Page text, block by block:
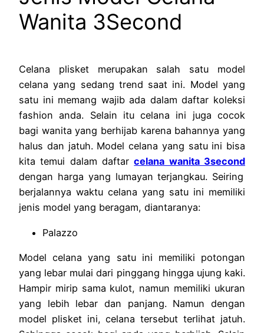
Wanita 3Second
Celana plisket merupakan salah satu model
celana yang sedang trend saat ini. Model yang
satu ini memang wajib ada dalam daftar koleksi
fashion anda. Selain itu celana ini juga cocok
bagi wanita yang berhijab karena bahannya yang
halus dan jatuh. Model celana yang satu ini bisa
kita temui dalam daftarcelana wanita 3second
dengan harga yang lumayan terjangkau. Seiring
berjalannya waktu celana yang satu ini memiliki
jenis model yang beragam, diantaranya:
Palazzo
Model celana yang satu ini memiliki potongan
yang lebar mulai dari pinggang hingga ujung kaki.
Hampir mirip sama kulot, namun memiliki ukuran
yang lebih lebar dan panjang. Namun dengan
model plisket ini, celana tersebut terlihat jatuh.